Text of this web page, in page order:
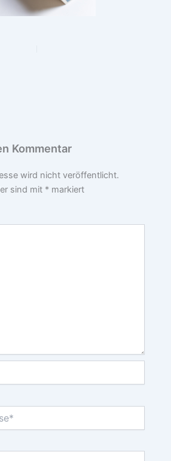
Kommentar
wird nicht veröffentlicht.
sind mit * markiert